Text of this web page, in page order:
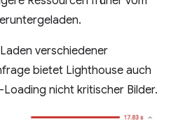
verschiedener
bietet Lighthouse auch
nicht kritischer Bilder.